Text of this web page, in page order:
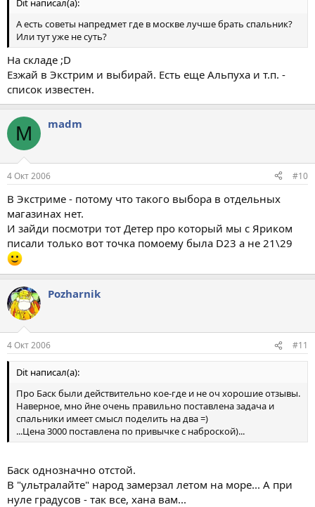
А есть советы напредмет где в москве лучше брать спальник?
Или тут уже не суть?
На складе ;D
Езжай в Экстрим и выбирай. Есть еще Альпуха и т.п. -
список известен.
M madm
4 Окт 2006 #10
В Экстриме - потому что такого выбора в отдельных
магазинах нет.
И зайди посмотри тот Детер про который мы с Яриком
писали только вот точка помоему была D23 а не 21\29
Pozharnik
4 Окт 2006 #11
Dit написал(а):
Про Баск были действительно кое-где и не оч хорошие отзывы.
Наверное, мно йне очень правильно поставлена задача и
спальники имеет смысл поделить на два =)
...Цена 3000 поставлена по привычке с наброской)...
Баск однозначно отстой.
В "ультралайте" народ замерзал летом на море... А при
нуле градусов - так все, хана вам...